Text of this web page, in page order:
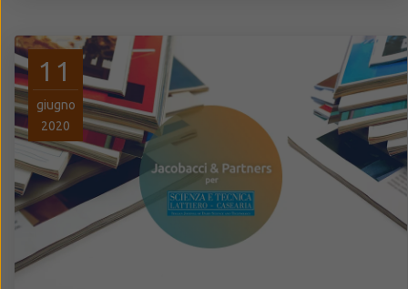
11
giugno
2020